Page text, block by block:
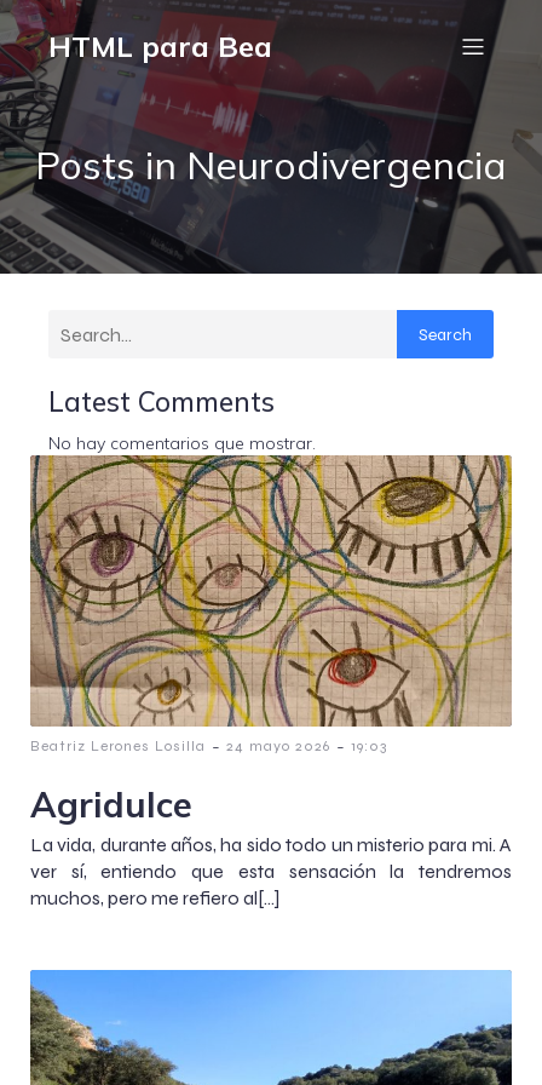
HTML para Bea
Posts in Neurodivergencia
Search
Latest Comments
No hay comentarios que mostrar.
Beatriz Lerones Losilla - 24 mayo 2026 - 19:03
Agridulce
La vida, durante años, ha sido todo un misterio para mi. A
ver sí, entiendo que esta sensación la tendremos
muchos, pero me refiero al[…]